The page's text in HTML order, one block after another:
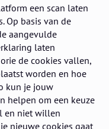
een scan laten
Op basis van de
aangevulde
laten
de cookies vallen,
worden en hoe
kun je jouw
helpen om een keuze
en niet willen
nieuwe cookies gaat